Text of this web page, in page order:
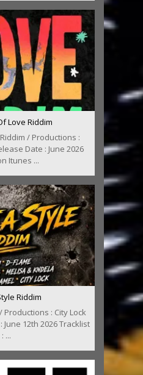
Love Riddim
/ Productions :
Date : June 2026
Itunes ...
Riddim
Productions : City Lock
12th 2026 Tracklist
: ...